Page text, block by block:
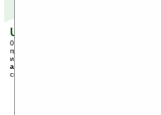
UMPC от It's Label —
04.05.2006 17:19
просмотров: сегодня 1, всего 2195
источник:
автор новости:
связанные темы: